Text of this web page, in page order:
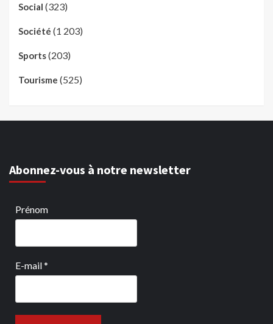
Social (323)
Société (1 203)
Sports(203)
Tourisme (525)
Abonnez-vous à notre newsletter
Prénom
E-mail*